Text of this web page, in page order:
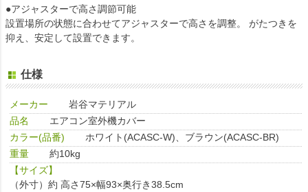
●アジャスターで高さ調節可能
設置場所の状態に合わせてアジャスターで高さを調整。 がたつきを
抑え、安定して設置できます。
仕様
メーカー
岩谷マテリアル
品名
エアコン室外機カバー
カラー(品番)
ホワイト(ACASC-W)、ブラウン(ACASC-BR)
重量
約10kg
【サイズ】
（外寸）約 高さ75×幅93×奥行き38.5cm